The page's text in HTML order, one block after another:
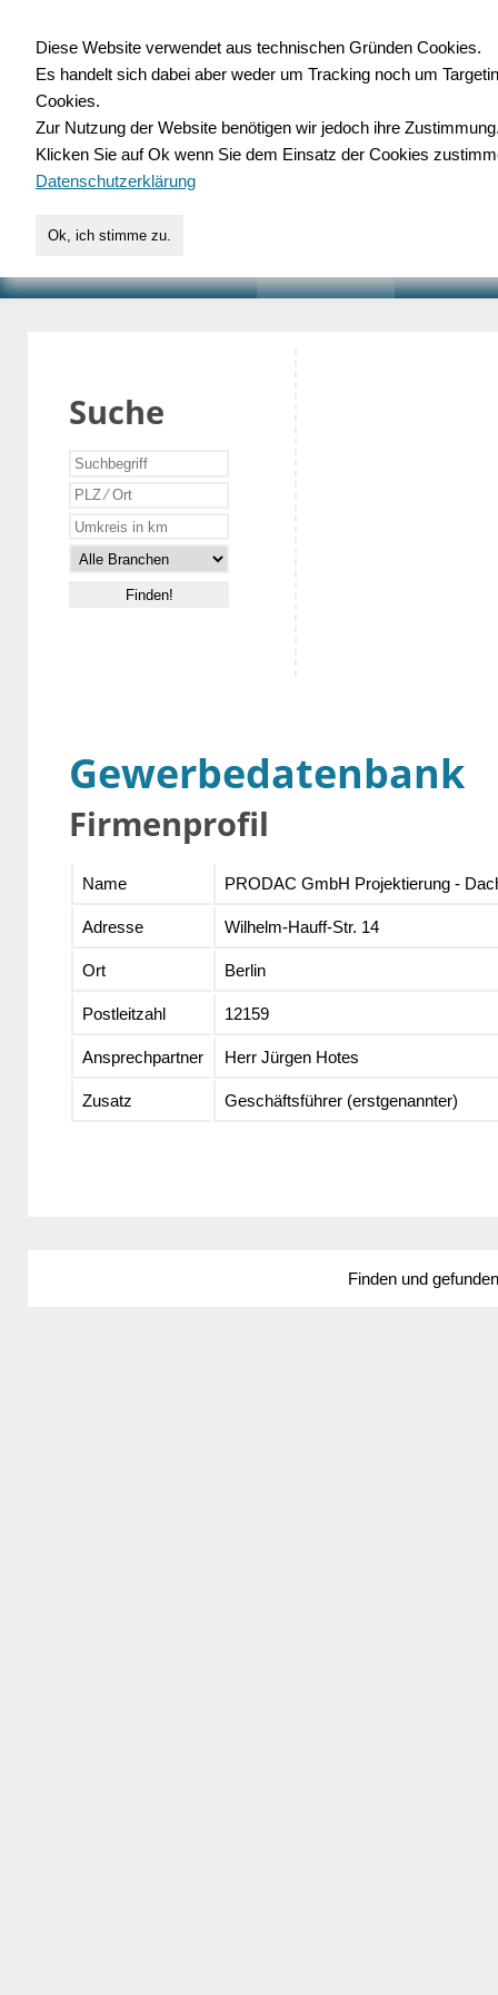
für Handwerk,
Suche
Gewerbedatenbank
Firmenprofil
Name PRODAC GmbH Projektierung -
Adresse Wilhelm-Hauff-Str. 14
Ort Berlin
Postleitzahl 12159
Ansprechpartner Herr Jürgen Hotes
Zusatz Geschäftsführer (erstgenannter)
Finden und
Diese Website verwendet aus technischen Gründen Cookies.
Es handelt sich dabei aber weder um Tracking noch um
Cookies.
Zur Nutzung der Website benötigen wir jedoch ihre
Klicken Sie auf Ok wenn Sie dem Einsatz der Cookies
Datenschutzerklärung
Ok, ich stimme zu.